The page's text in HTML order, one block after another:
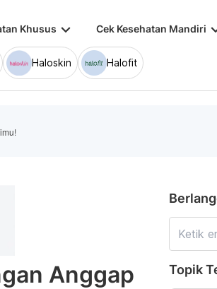
Khusus keyboard_arrow_down Cek Kesehatan Mandiri
Haloskin Halofit
Anggap
Topik